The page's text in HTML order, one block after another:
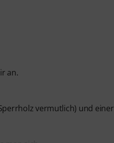
an.
vermutlich) und einer